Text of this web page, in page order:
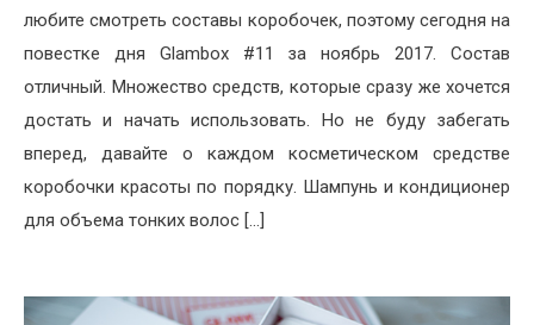
любите смотреть составы коробочек, поэтому сегодня на
повестке дня Glambox #11 за ноябрь 2017. Состав
отличный. Множество средств, которые сразу же хочется
достать и начать использовать. Но не буду забегать
вперед, давайте о каждом косметическом средстве
коробочки красоты по порядку. Шампунь и кондиционер
для объема тонких волос […]